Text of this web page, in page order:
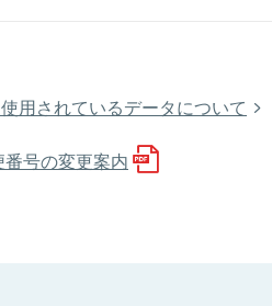
用されているデータについて
号の変更案内